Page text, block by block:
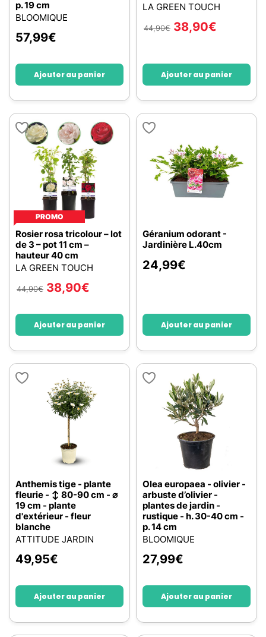
p. 19 cm
BLOOMIQUE
57,99€
Ajouter au panier
LA GREEN TOUCH
44,90€ 38,90€
Ajouter au panier
PROMO
Rosier rosa tricolour – lot
de 3 – pot 11 cm –
hauteur 40 cm
LA GREEN TOUCH
44,90€ 38,90€
Ajouter au panier
Géranium odorant -
Jardinière L.40cm
24,99€
Ajouter au panier
Anthemis tige - plante
fleurie - ↕ 80-90 cm - ⌀
19 cm - plante
d'extérieur - fleur
blanche
ATTITUDE JARDIN
49,95€
Ajouter au panier
Olea europaea - olivier -
arbuste d’olivier -
plantes de jardin -
rustique - h. 30-40 cm -
p. 14 cm
BLOOMIQUE
27,99€
Ajouter au panier